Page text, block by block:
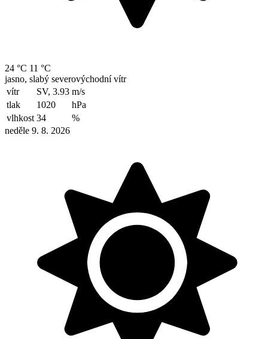
24 °C 11 °C
jasno, slabý severovýchodní vítr
vítr
SV, 3.93 m/s
tlak
1020
hPa
vlhkost 34
%
neděle 9. 8. 2026